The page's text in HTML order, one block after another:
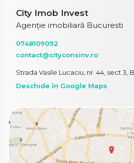
City Imob Invest
Agenție imobiliară Bucuresti
0748109092
contact@cityconsinv.ro
Strada Vasile Lucaciu, nr. 44, sect 3,
Deschide în Google Maps